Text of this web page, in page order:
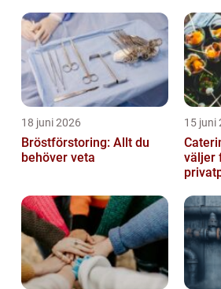
18 juni 2026
Bröstförstoring: Allt du
behöver veta
15 juni
väljer